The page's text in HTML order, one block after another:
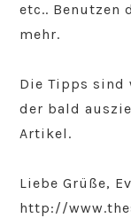
etc.. Benutzen
mehr.
Die Tipps
der bald
Artikel.
Liebe Grüße,
http://